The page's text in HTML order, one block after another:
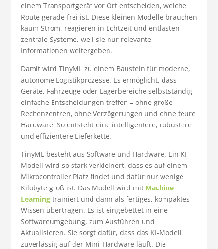
einem Transportgerät vor Ort entscheiden, welche
Route gerade frei ist. Diese kleinen Modelle brauchen
kaum Strom, reagieren in Echtzeit und entlasten
zentrale Systeme, weil sie nur relevante
Informationen weitergeben.
Damit wird TinyML zu einem Baustein für moderne,
autonome Logistikprozesse. Es ermöglicht, dass
Geräte, Fahrzeuge oder Lagerbereiche selbstständig
einfache Entscheidungen treffen – ohne große
Rechenzentren, ohne Verzögerungen und ohne teure
Hardware. So entsteht eine intelligentere, robustere
und effizientere Lieferkette.
TinyML besteht aus Software und Hardware. Ein KI-
Modell wird so stark verkleinert, dass es auf einem
Mikrocontroller Platz findet und dafür nur wenige
Kilobyte groß ist. Das Modell wird mit Machine
Learningtrainiert und dann als fertiges, kompaktes
Wissen übertragen. Es ist eingebettet in eine
Softwareumgebung, zum Ausführen und
Aktualisieren. Sie sorgt dafür, dass das KI-Modell
zuverlässig auf der Mini-Hardware läuft. Die